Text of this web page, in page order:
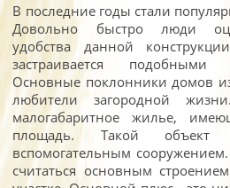
В последние годы стали
Довольно быстро люди
удобства данной
застраивается
Основные поклонники домов
любители загородной
малогабаритное жилье,
площадь. Такой
вспомогательным
считаться основным